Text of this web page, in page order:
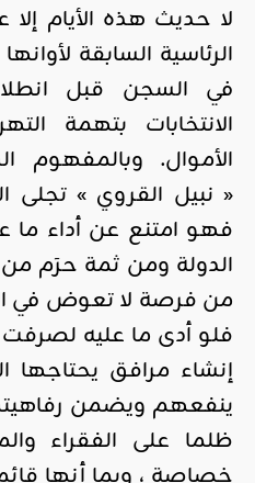
لا حديث هذه الأيام إلا
الرئاسية السابقة
في السجن قبل
الانتخابات بتهمة
الأموال. وبالمفهوم
« نبيل القروي »
فهو امتنع عن أداء ما
الدولة ومن ثمة حرَم من
من فرصة لا تعوض في
فلو أدى ما عليه لصرفت
إنشاء مرافق يحتاجها
ينفعهم ويضمن
ظلما على الفقراء